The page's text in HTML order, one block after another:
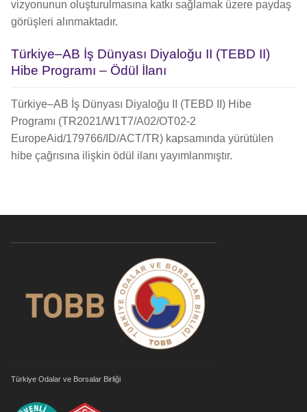
vizyonunun oluşturulmasına katkı sağlamak üzere paydaş
görüşleri alınmaktadır.
Türkiye–AB İş Dünyası Diyaloğu II (TEBD II)
Hibe Programı – Ödül İlanı
Türkiye–AB İş Dünyası Diyaloğu II (TEBD II) Hibe
Programı (TR2021/W1T7/A02/OT02-2
EuropeAid/179766/ID/ACT/TR) kapsamında yürütülen
hibe çağrısına ilişkin ödül ilanı yayımlanmıştır.
Türkiye Odalar ve Borsalar Birliği